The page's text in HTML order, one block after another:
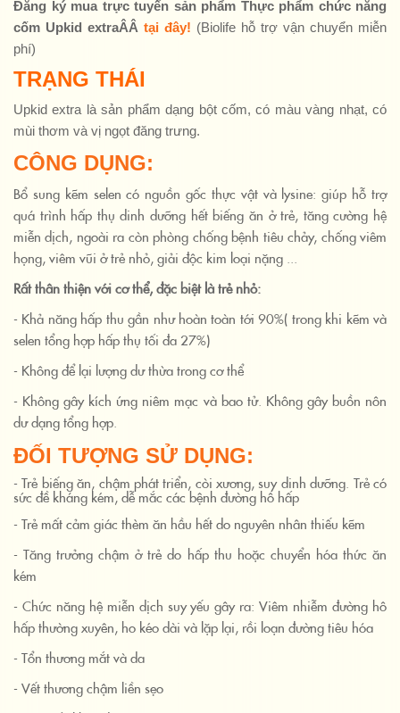
Đăng ký mua trực tuyến sản phẩm Thực phẩm chức năng
cốm Upkid extraÂÂ tại đây! (Biolife hỗ trợ vận chuyển miễn
phí)
TRẠNG THÁI
Upkid extra là sản phẩm dạng bột cốm, có màu vàng nhạt, có
mùi thơm và vị ngọt đăng trưng.
CÔNG DỤNG:
Bổ sung kẽm selen có nguồn gốc thực vật và lysine: giúp hỗ trợ
quá trình hấp thụ dinh dưỡng hết biếng ăn ở trẻ, tăng cường hệ
miễn dịch, ngoài ra còn phòng chống bệnh tiêu chảy, chống viêm
họng, viêm vũi ở trẻ nhỏ, giải độc kim loại nặng ...
Rất thân thiện với cơ thể, đặc biệt là trẻ nhỏ:
- Khả năng hấp thu gần như hoàn toàn tới 90%( trong khi kẽm và
selen tổng hợp hấp thụ tối đa 27%)
- Không để lại lượng dư thừa trong cơ thể
- Không gây kích ứng niêm mạc và bao tử. Không gây buồn nôn
dư dạng tổng hợp.
ĐỐI TƯỢNG SỬ DỤNG:
- Trẻ biếng ăn, chậm phát triển, còi xương, suy dinh dưỡng. Trẻ có
sức đề kháng kém, dễ mắc các bệnh đường hô hấp
- Trẻ mất cảm giác thèm ăn hầu hết do nguyên nhân thiếu kẽm
- Tăng trưởng chậm ở trẻ do hấp thu hoặc chuyển hóa thức ăn
kém
- Chức năng hệ miễn dịch suy yếu gây ra: Viêm nhiễm đường hô
hấp thường xuyên, ho kéo dài và lặp lại, rồi loạn đường tiêu hóa
- Tổn thương mắt và da
- Vết thương chậm liền sẹo